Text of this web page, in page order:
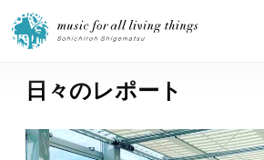
ホーム
ニュース
日々のレポート